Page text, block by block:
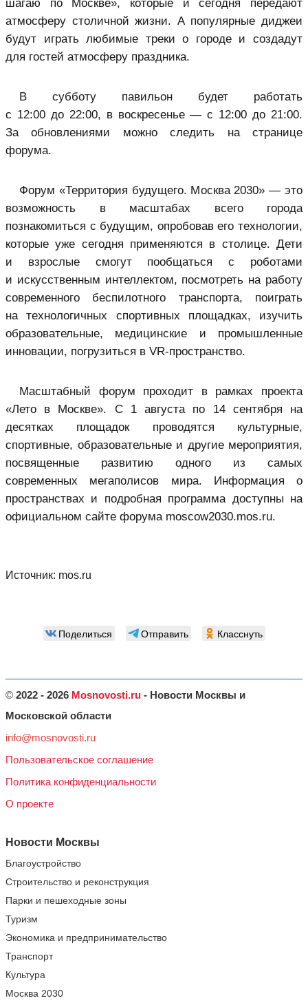
шагаю по Москве», которые и сегодня передают
атмосферу столичной жизни. А популярные диджеи
будут играть любимые треки о городе и создадут
для гостей атмосферу праздника.
В субботу павильон будет работать
с 12:00 до 22:00, в воскресенье — с 12:00 до 21:00.
За обновлениями можно следить на странице
форума.
Форум «Территория будущего. Москва 2030» — это
возможность в масштабах всего города
познакомиться с будущим, опробовав его технологии,
которые уже сегодня применяются в столице. Дети
и взрослые смогут пообщаться с роботами
и искусственным интеллектом, посмотреть на работу
современного беспилотного транспорта, поиграть
на технологичных спортивных площадках, изучить
образовательные, медицинские и промышленные
инновации, погрузиться в VR-пространство.
Масштабный форум проходит в рамках проекта
«Лето в Москве». С 1 августа по 14 сентября на
десятках площадок проводятся культурные,
спортивные, образовательные и другие мероприятия,
посвященные развитию одного из самых
современных мегаполисов мира. Информация о
пространствах и подробная программа доступны на
официальном сайте форума moscow2030.mos.ru.
Источник: mos.ru
Поделиться Отправить Класснуть
© 2022 - 2026 Mosnovosti.ru - Новости Москвы и
Московской области
info@mosnovosti.ru
Пользовательское соглашение
Политика конфиденциальности
О проекте
Новости Москвы
Благоустройство
Строительство и реконструкция
Парки и пешеходные зоны
Туризм
Экономика и предпринимательство
Транспорт
Культура
Москва 2030